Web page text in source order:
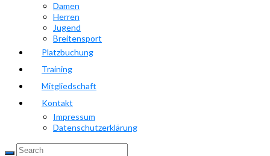
Damen
Herren
Jugend
Breitensport
Platzbuchung
Training
Mitgliedschaft
Kontakt
Impressum
Datenschutzerklärung